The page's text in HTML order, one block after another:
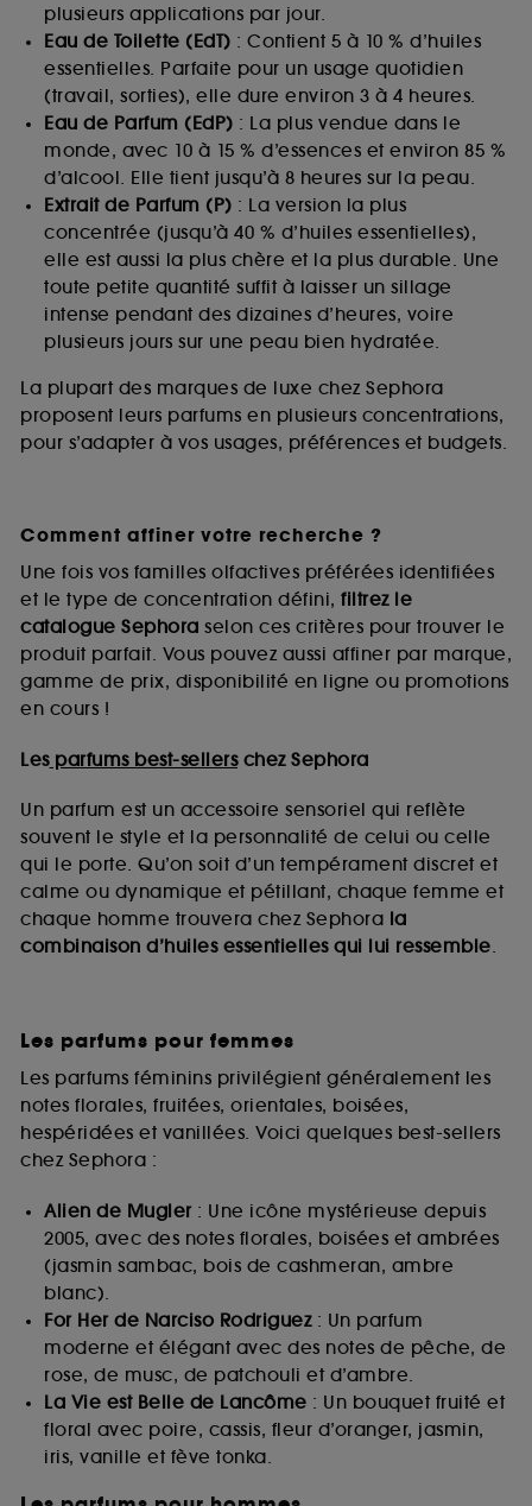
plusieurs applications par jour.
Eau de Toilette (EdT) : Contient 5 à 10 % d’huiles
essentielles. Parfaite pour un usage quotidien
(travail, sorties), elle dure environ 3 à 4 heures.
Eau de Parfum (EdP) : La plus vendue dans le
monde, avec 10 à 15 % d’essences et environ 85 %
d’alcool. Elle tient jusqu’à 8 heures sur la peau.
Extrait de Parfum (P) : La version la plus
concentrée (jusqu’à 40 % d’huiles essentielles),
elle est aussi la plus chère et la plus durable. Une
toute petite quantité suffit à laisser un sillage
intense pendant des dizaines d’heures, voire
plusieurs jours sur une peau bien hydratée.
La plupart des marques de luxe chez Sephora
proposent leurs parfums en plusieurs concentrations,
pour s’adapter à vos usages, préférences et budgets.
Comment affiner votre recherche ?
Une fois vos familles olfactives préférées identifiées
et le type de concentration défini, filtrez le
catalogue Sephora selon ces critères pour trouver le
produit parfait. Vous pouvez aussi affiner par marque,
gamme de prix, disponibilité en ligne ou promotions
en cours !
Lesparfums best-sellerschez Sephora
Un parfum est un accessoire sensoriel qui reflète
souvent le style et la personnalité de celui ou celle
qui le porte. Qu’on soit d’un tempérament discret et
calme ou dynamique et pétillant, chaque femme et
chaque homme trouvera chez Sephora la
combinaison d’huiles essentielles qui lui ressemble.
Les parfums pour femmes
Les parfums féminins privilégient généralement les
notes florales, fruitées, orientales, boisées,
hespéridées et vanillées. Voici quelques best-sellers
chez Sephora :
Alien de Mugler: Une icône mystérieuse depuis
2005, avec des notes florales, boisées et ambrées
(jasmin sambac, bois de cashmeran, ambre
blanc).
For Her de Narciso Rodriguez: Un parfum
moderne et élégant avec des notes de pêche, de
rose, de musc, de patchouli et d’ambre.
La Vie est Belle de Lancôme : Un bouquet fruité et
floral avec poire, cassis, fleur d’oranger, jasmin,
iris, vanille et fève tonka.